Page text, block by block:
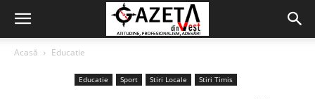
Acasă Educatie
Educatie Sport Stiri Locale Stiri Timis